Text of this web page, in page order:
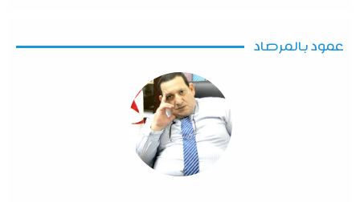
عمود بالمرصاد